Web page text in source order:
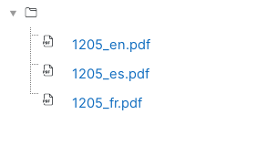
1205_en.pdf
1205_es.pdf
1205_fr.pdf